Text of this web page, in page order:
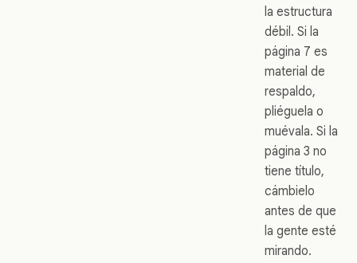
la estructura
débil. Si la
página 7 es
material de
respaldo,
pliéguela o
muévala. Si la
página 3 no
tiene título,
cámbielo
antes de que
la gente esté
mirando.